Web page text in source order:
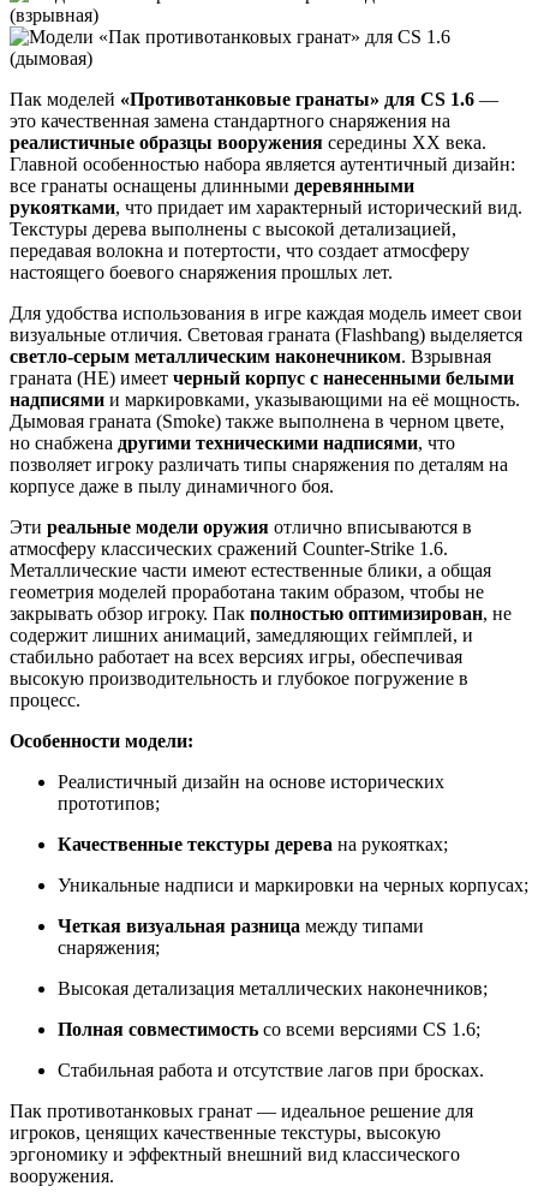
Пак моделей «Противотанковые гранаты» для CS 1.6 —
это качественная замена стандартного снаряжения на
реалистичные образцы вооружения середины XX века.
Главной особенностью набора является аутентичный дизайн:
все гранаты оснащены длинными деревянными
рукоятками, что придает им характерный исторический вид.
Текстуры дерева выполнены с высокой детализацией,
передавая волокна и потертости, что создает атмосферу
настоящего боевого снаряжения прошлых лет.
Для удобства использования в игре каждая модель имеет свои
визуальные отличия. Световая граната (Flashbang) выделяется
светло-серым металлическим наконечником. Взрывная
граната (HE) имеет черный корпус с нанесенными белыми
надписями и маркировками, указывающими на её мощность.
Дымовая граната (Smoke) также выполнена в черном цвете,
но снабжена другими техническими надписями, что
позволяет игроку различать типы снаряжения по деталям на
корпусе даже в пылу динамичного боя.
Эти реальные модели оружия отлично вписываются в
атмосферу классических сражений Counter-Strike 1.6.
Металлические части имеют естественные блики, а общая
геометрия моделей проработана таким образом, чтобы не
закрывать обзор игроку. Пак полностью оптимизирован, не
содержит лишних анимаций, замедляющих геймплей, и
стабильно работает на всех версиях игры, обеспечивая
высокую производительность и глубокое погружение в
процесс.
Особенности модели:
Реалистичный дизайн на основе исторических
прототипов;
Качественные текстуры дерева на рукоятках;
Уникальные надписи и маркировки на черных корпусах;
Четкая визуальная разница между типами
снаряжения;
Высокая детализация металлических наконечников;
Полная совместимость со всеми версиями CS 1.6;
Стабильная работа и отсутствие лагов при бросках.
Пак противотанковых гранат — идеальное решение для
игроков, ценящих качественные текстуры, высокую
эргономику и эффектный внешний вид классического
вооружения.